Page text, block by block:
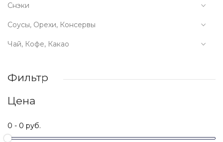
Снэки
Соусы, Орехи, Консервы
Чай, Кофе, Какао
Фильтр
Цена